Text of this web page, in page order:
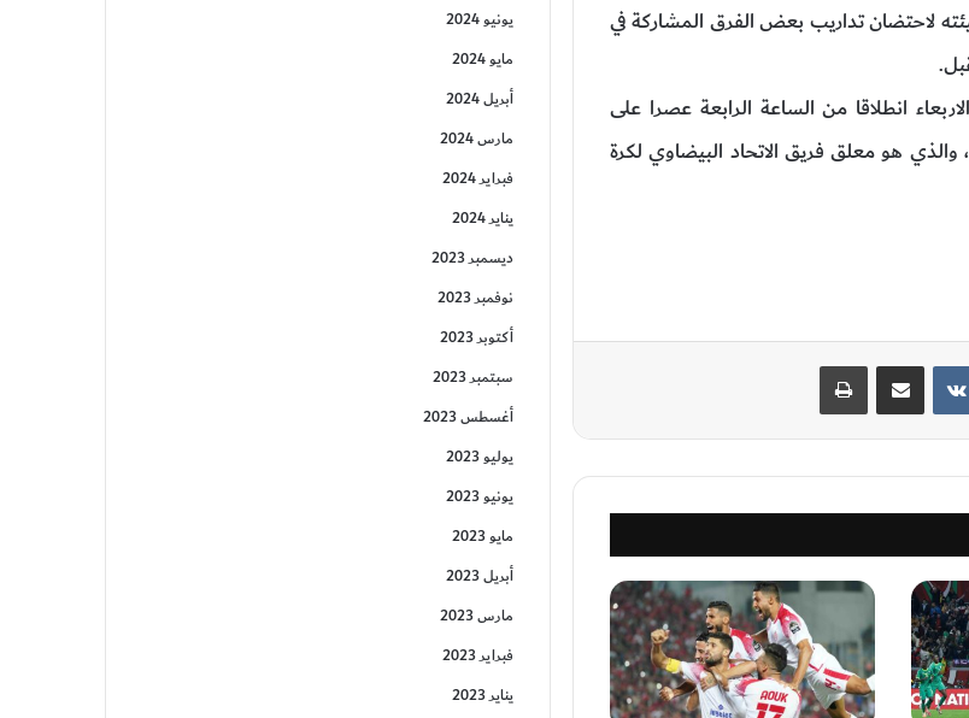
لاحتضان تداريب بعض الفرق المشاركة في
انطلاقا من الساعة الرابعة عصرا على
والذي هو معلق فريق الاتحاد البيضاوي لكرة
يونيو 2024
مايو 2024
أبريل 2024
مارس 2024
فبراير 2024
يناير 2024
ديسمبر 2023
نوفمبر 2023
أكتوبر 2023
سبتمبر 2023
أغسطس 2023
يوليو 2023
يونيو 2023
مايو 2023
أبريل 2023
مارس 2023
فبراير 2023
يناير 2023